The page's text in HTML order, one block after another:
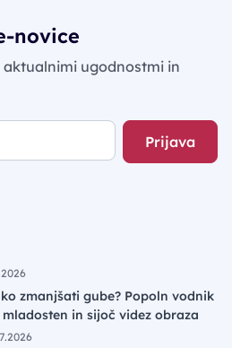
novice
ugodnostmi in
Prijava
zmanjšati gube? Popoln vodnik
mladosten in sijoč videz obraza